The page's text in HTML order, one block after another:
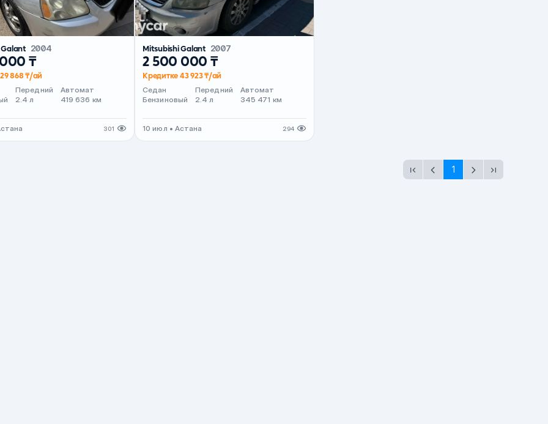
2004
₸
868 ₸/ай
Передний
2.4 л
Автомат
419 636 км
301
Mitsubishi Galant 2007
2 500 000 ₸
Кредитке 43 923 ₸/ай
Седан
Бензиновый
Передний
2.4 л
Автомат
345 471 км
10 июл • Астана 294
1